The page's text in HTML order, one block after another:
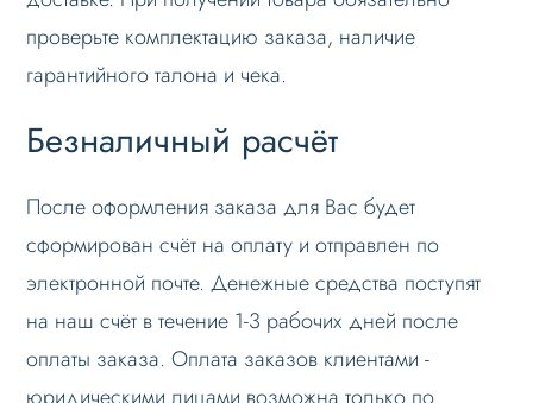
проверьте комплектацию заказа, наличие
гарантийного талона и чека.
Безналичный расчёт
После оформления заказа для Вас будет
сформирован счёт на оплату и отправлен по
электронной почте. Денежные средства поступят
на наш счёт в течение 1-3 рабочих дней после
оплаты заказа. Оплата заказов клиентами -
юридическими лицами возможна только по